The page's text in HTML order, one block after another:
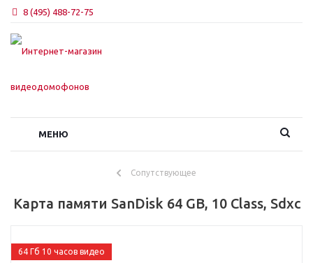
8 (495) 488-72-75
МЕНЮ
Сопутствующее
Карта памяти SanDisk 64 GB, 10 Class, Sdxc
64 Гб 10 часов видео